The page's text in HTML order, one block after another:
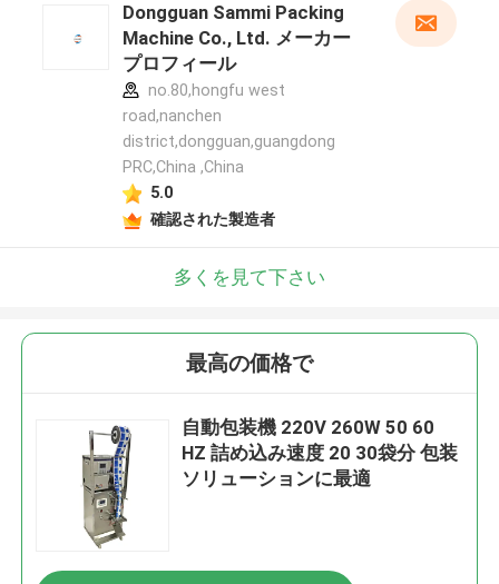
Dongguan Sammi Packing
Machine Co., Ltd. メーカー
プロフィール
no.80,hongfu west
road,nanchen
district,dongguan,guangdong
PRC,China ,China
5.0
確認された製造者
多くを見て下さい
最高の価格で
自動包装機 220V 260W 50 60
HZ 詰め込み速度 20 30袋分 包装
ソリューションに最適